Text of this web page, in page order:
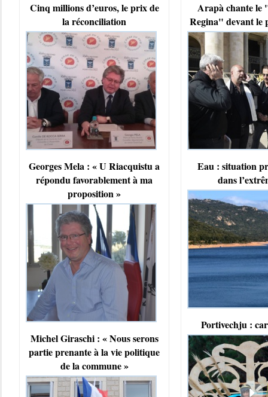
Cinq millions d’euros, le prix de
la réconciliation
Georges Mela : « U Riacquistu a
répondu favorablement à ma
proposition »
Michel Giraschi : « Nous serons
partie prenante à la vie politique
de la commune »
Arapà chante le
Regina" devant le
Eau : situation
dans
Portivechju :